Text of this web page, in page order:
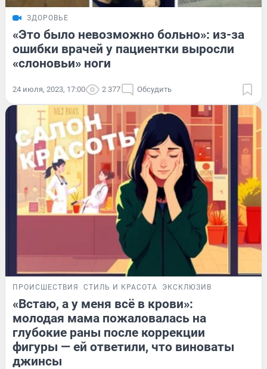
ЗДОРОВЬЕ
«Это было невозможно больно»: из-за
ошибки врачей у пациентки выросли
«слоновьи» ноги
24 июля, 2023, 17:00 2 377 Обсудить
ПРОИСШЕСТВИЯ СТИЛЬ И КРАСОТА ЭКСКЛЮЗИВ
«Встаю, а у меня всё в крови»:
молодая мама пожаловалась на
глубокие раны после коррекции
фигуры — ей ответили, что виноваты
джинсы